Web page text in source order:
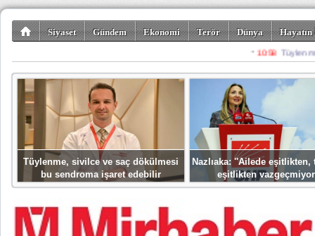
Siyaset Gündem Ekonomi Terör Dünya
Spor Misafir
Tüylenme, sivilce ve saç dökülmesi
bu sendroma işaret edebilir
Nazlıaka: ''Ailede eşitlikten,
eşitlikten